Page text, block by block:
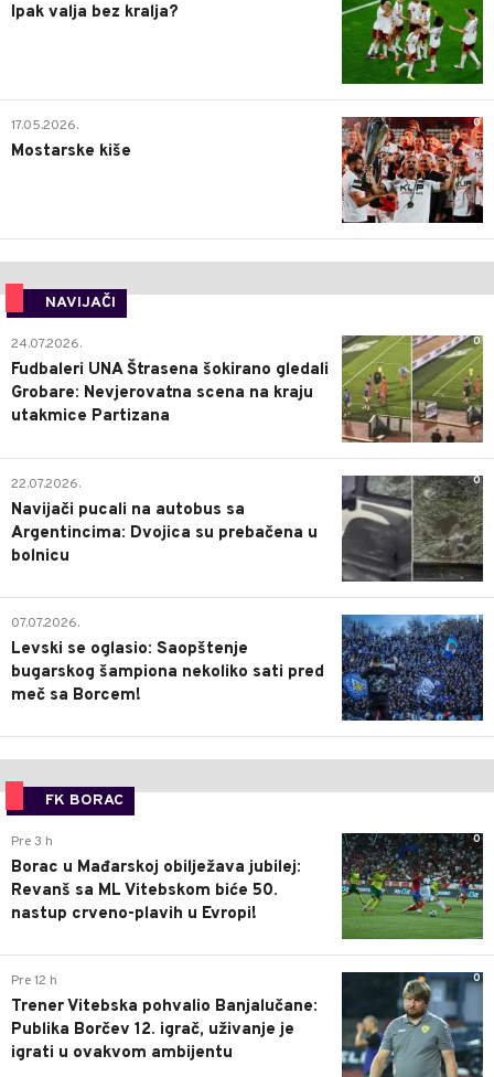
Ipak valja bez kralja?
0
17.05.2026.
Mostarske kiše
NAVIJAČI
0
24.07.2026.
Fudbaleri UNA Štrasena šokirano gledali
Grobare: Nevjerovatna scena na kraju
utakmice Partizana
0
22.07.2026.
Navijači pucali na autobus sa
Argentincima: Dvojica su prebačena u
bolnicu
1
07.07.2026.
Levski se oglasio: Saopštenje
bugarskog šampiona nekoliko sati pred
meč sa Borcem!
FK BORAC
0
Pre 3 h
Borac u Mađarskoj obilježava jubilej:
Revanš sa ML Vitebskom biće 50.
nastup crveno-plavih u Evropi!
0
Pre 12 h
Trener Vitebska pohvalio Banjalučane:
Publika Borčev 12. igrač, uživanje je
igrati u ovakvom ambijentu